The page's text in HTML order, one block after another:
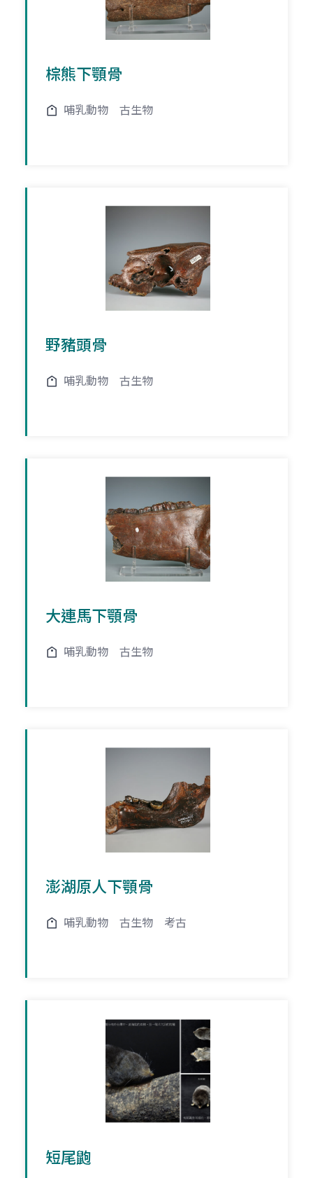
棕熊下顎骨
哺乳動物 古生物
野豬頭骨
哺乳動物 古生物
大連馬下顎骨
哺乳動物 古生物
澎湖原人下顎骨
哺乳動物 古生物 考古
短尾鼩